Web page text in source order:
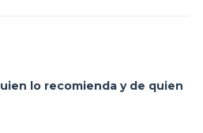
lo recomienda y de quien